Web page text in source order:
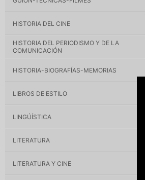
HISTORIA DEL CINE
HISTORIA DEL PERIODISMO Y DE LA
COMUNICACIÓN
HISTORIA-BIOGRAFÍAS-MEMORIAS
LIBROS DE ESTILO
LINGÚÍSTICA
LITERATURA
LITERATURA Y CINE